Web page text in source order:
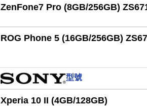
ZenFone7 Pro (8GB/256GB)
ROG Phone 5 (16GB/256GB)
型號
Xperia 10 II (4GB/128GB)